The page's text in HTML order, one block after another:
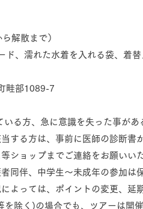
解散まで）
ド、濡れた水着を入れる袋、着
畦部1089-7
る方、急に意識を失った事があ
する方は、事前に医師の診断書
ショップまでご連絡をお願いい
同伴、中学生〜未成年の参加は
よっては、ポイントの変更、延
除く)の場合でも、ツアーは開催